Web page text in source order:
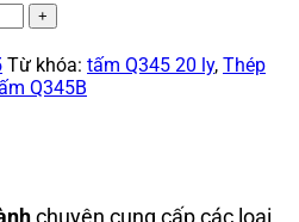
Từ khóa: tấm Q345 20 ly, Thép
Q345B
chuyên cung cấp các loại